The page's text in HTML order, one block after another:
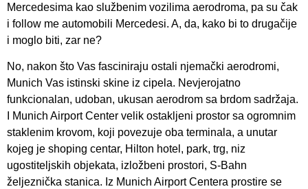
Mercedesima kao službenim vozilima aerodroma, pa su čak
i follow me automobili Mercedesi. A, da, kako bi to drugačije
i moglo biti, zar ne?
No, nakon što Vas fasciniraju ostali njemački aerodromi,
Munich Vas istinski skine iz cipela. Nevjerojatno
funkcionalan, udoban, ukusan aerodrom sa brdom sadržaja.
I Munich Airport Center velik ostakljeni prostor sa ogromnim
staklenim krovom, koji povezuje oba terminala, a unutar
kojeg je shoping centar, Hilton hotel, park, trg, niz
ugostiteljskih objekata, izložbeni prostori, S-Bahn
željeznička stanica. Iz Munich Airport Centera prostire se